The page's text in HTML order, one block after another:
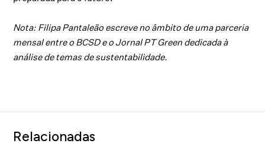
Nota: Filipa Pantaleão escreve no âmbito de uma parceria
mensal entre o BCSD e o Jornal PT Green dedicada à
análise de temas de sustentabilidade.
Relacionadas